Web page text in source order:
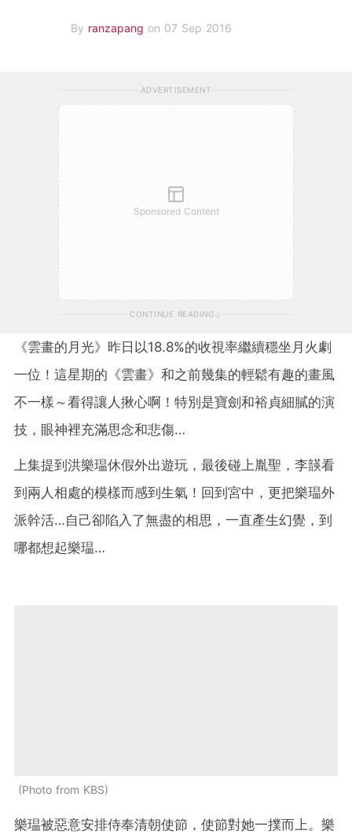
By ranzapang on 07 Sep 2016
ADVERTISEMENT
Sponsored Content
CONTINUE READING
《雲畫的月光》昨日以18.8%的收視率繼續穩坐月火劇
一位！這星期的《雲畫》和之前幾集的輕鬆有趣的畫風
不一樣～看得讓人揪心啊！特別是寶劍和裕貞細膩的演
技，眼神裡充滿思念和悲傷…
上集提到洪樂瑥休假外出遊玩，最後碰上胤聖，李韺看
到兩人相處的模樣而感到生氣！回到宮中，更把樂瑥外
派幹活…自己卻陷入了無盡的相思，一直產生幻覺，到
哪都想起樂瑥…
Photo from KBS
樂瑥被惡意安排侍奉清朝使節，使節對她一撲而上。樂